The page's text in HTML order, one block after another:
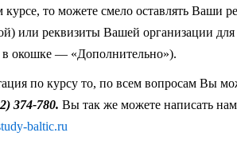
то можете смело оставлять Ваши
или реквизиты Вашей организации для
в окошке — «Дополнительно»).
по курсу то, по всем вопросам Вы
374-780. Вы так же можете написать
baltic.ru